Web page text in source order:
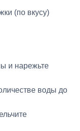
(по вкусу)
и нарежьте
воды до